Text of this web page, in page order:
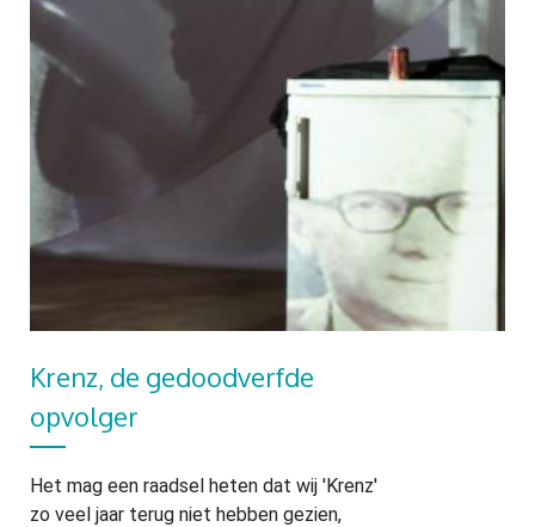
Krenz, de gedoodverfde
opvolger
Het mag een raadsel heten dat wij 'Krenz'
zo veel jaar terug niet hebben gezien,